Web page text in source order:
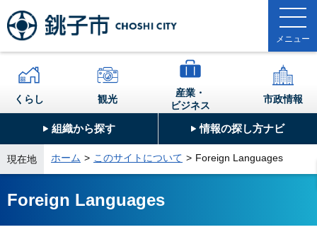
組織から探す 情報の探し方ナビ
くらし 観光
産業・
ビジネス
市政情報
現在地 ホーム このサイトについて Foreign Languages
Foreign Languages